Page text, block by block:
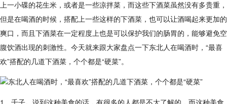
上一小碟的花生米，或者是一些凉拌菜，而这些下酒菜虽然没有多贵重，
但是在喝酒的时候，搭配上一些这样的下酒菜，也可以让酒喝起来更加的
爽口，而且下酒菜在一定程度上也是可以保护我们的肠胃的，能够避免空
腹饮酒出现的刺激性。今天就来跟大家盘点一下东北人在喝酒时，“最喜
欢”搭配的几道下酒菜，个个都是“硬菜”。
1、千子。说到这种美食的话，有很多的人都是不太了解的，而这种美食